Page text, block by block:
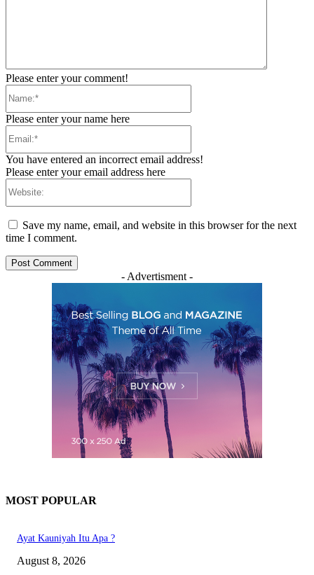
Please enter your comment!
Please enter your name here
You have entered an incorrect email address!
Please enter your email address here
Save my name, email, and website in this browser for the next
time I comment.
- Advertisment -
MOST POPULAR
Ayat Kauniyah Itu Apa ?
August 8, 2026